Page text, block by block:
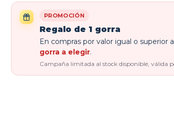
PROMOCIÓN
Regalo de 1 gorra
En compras por valor igual o superior a
gorra a elegir.
Campaña limitada al stock disponible, válida